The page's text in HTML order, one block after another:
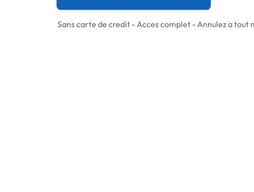
Sans carte de credit - Acces complet - Annulez a tout